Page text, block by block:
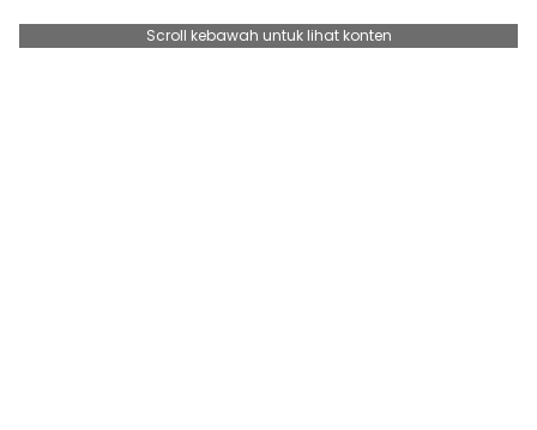
Scroll kebawah untuk lihat konten